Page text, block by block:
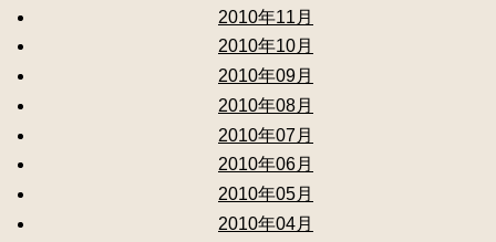
2010年11月
2010年10月
2010年09月
2010年08月
2010年07月
2010年06月
2010年05月
2010年04月